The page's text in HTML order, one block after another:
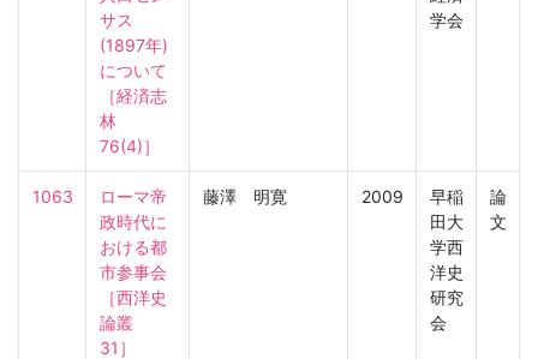
サス
(1897年)
について
［経済志
林
76(4)］
学会
1063
ローマ帝
政時代に
おける都
市参事会
［西洋史
論叢
31］
藤澤 明寛 2009
早稲
田大
学西
洋史
研究
会
論
文